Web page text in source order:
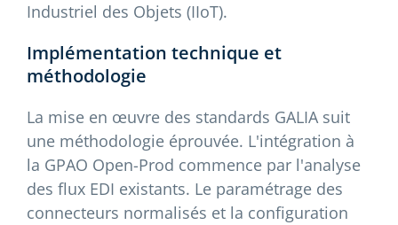
Industriel des Objets (IIoT).
Implémentation technique et
méthodologie
La mise en œuvre des standards GALIA suit
une méthodologie éprouvée. L'intégration à
la GPAO Open-Prod commence par l'analyse
des flux EDI existants. Le paramétrage des
connecteurs normalisés et la configuration